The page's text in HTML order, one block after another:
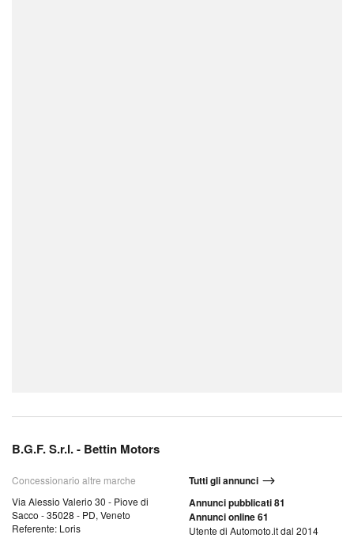
B.G.F. S.r.l. - Bettin Motors
Concessionario altre marche
Via Alessio Valerio 30 - Piove di
Sacco - 35028 - PD, Veneto
Referente: Loris
Tutti gli annunci
Annunci pubblicati 81
Annunci online 61
Utente di Automoto.it dal 2014